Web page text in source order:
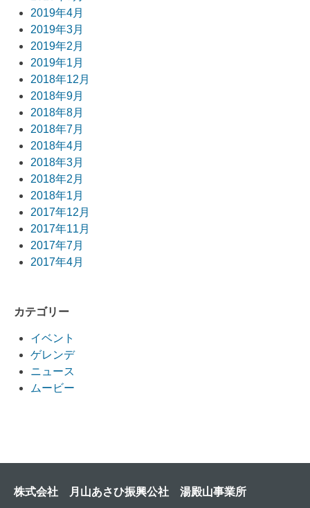
2019年4月
2019年3月
2019年2月
2019年1月
2018年12月
2018年9月
2018年8月
2018年7月
2018年4月
2018年3月
2018年2月
2018年1月
2017年12月
2017年11月
2017年7月
2017年4月
カテゴリー
イベント
ゲレンデ
ニュース
ムービー
株式会社 月山あさひ振興公社 湯殿山事業所